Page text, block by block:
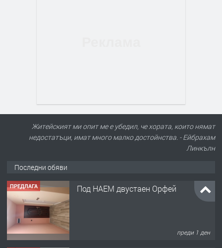
Житейският ми опит ме е убедил, че хората, които нямат
недостатъци, имат много малко достойнства. - Ейбрахам
Линкълн
Последни обяви
ПРЕДЛАГА Под НАЕМ двустаен Орфей
преди 1 ден